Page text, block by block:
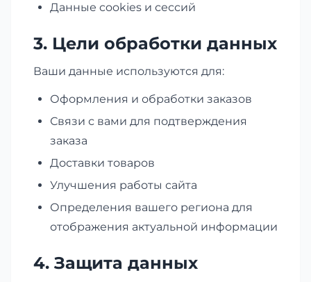
Данные cookies и сессий
3. Цели обработки данных
Ваши данные используются для:
Оформления и обработки заказов
Связи с вами для подтверждения
заказа
Доставки товаров
Улучшения работы сайта
Определения вашего региона для
отображения актуальной информации
4. Защита данных